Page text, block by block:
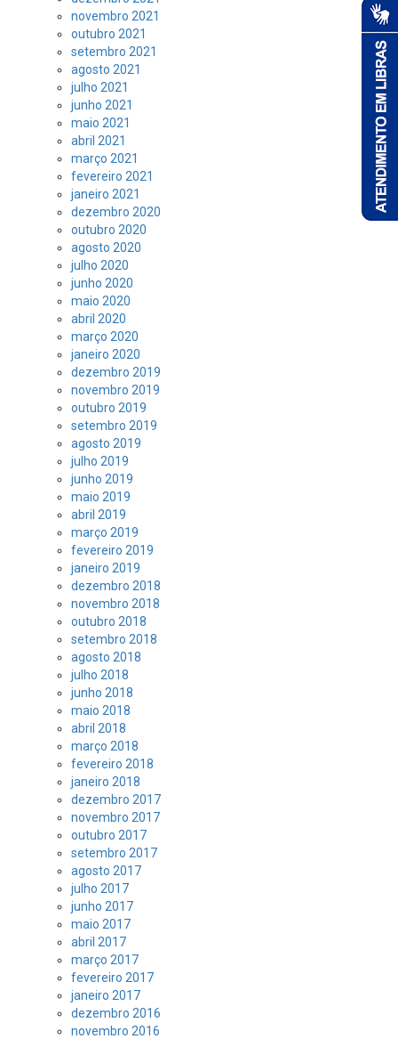
novembro 2021
outubro 2021
setembro 2021
agosto 2021
julho 2021
junho 2021
maio 2021
abril 2021
março 2021
fevereiro 2021
janeiro 2021
dezembro 2020
outubro 2020
agosto 2020
julho 2020
junho 2020
maio 2020
abril 2020
março 2020
janeiro 2020
dezembro 2019
novembro 2019
outubro 2019
setembro 2019
agosto 2019
julho 2019
junho 2019
maio 2019
abril 2019
março 2019
fevereiro 2019
janeiro 2019
dezembro 2018
novembro 2018
outubro 2018
setembro 2018
agosto 2018
julho 2018
junho 2018
maio 2018
abril 2018
março 2018
fevereiro 2018
janeiro 2018
dezembro 2017
novembro 2017
outubro 2017
setembro 2017
agosto 2017
julho 2017
junho 2017
maio 2017
abril 2017
março 2017
fevereiro 2017
janeiro 2017
dezembro 2016
novembro 2016